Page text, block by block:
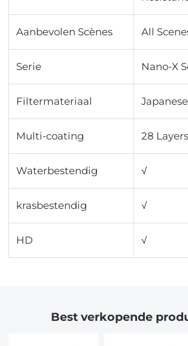
Aanbevolen Scènes All
Serie Nano-X
Filtermateriaal
Multi-coating 28 Layers
Waterbestendig √
krasbestendig √
HD √
Best verkopende